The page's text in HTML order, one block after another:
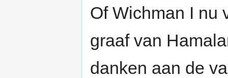
Of Wichman I nu
graaf van
danken aan de